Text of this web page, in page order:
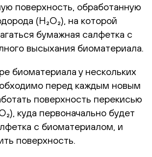
поверхность, обработанную
(H₂O₂), на которой
бумажная салфетка с
высыхания биоматериала.
биоматериала у нескольких
перед каждым новым
поверхность перекисью
куда первоначально будет
с биоматериалом, и
поверхность.